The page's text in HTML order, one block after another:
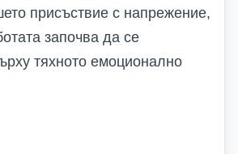
присъствие с напрежение,
започва да се
тяхното емоционално